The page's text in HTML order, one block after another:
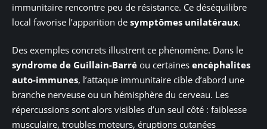
immunitaire rencontre peu de résistance. Ce déséquilibre
local favorise l’apparition de symptômes unilatéraux.
Des exemples concrets illustrent ce phénomène. Dans le
syndrome de Guillain-Barré ou certaines encéphalites
auto-immunes, l’attaque immunitaire cible d’abord une
branche nerveuse ou un hémisphère du cerveau. Les
répercussions sont alors visibles d’un seul côté : faiblesse
musculaire, troubles moteurs, éruptions cutanées